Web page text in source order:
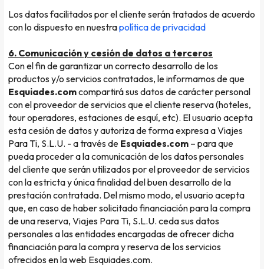
Los datos facilitados por el cliente serán tratados de acuerdo
con lo dispuesto en nuestrapolítica de privacidad
6. Comunicación y cesión de datos a terceros
Con el fin de garantizar un correcto desarrollo de los
productos y/o servicios contratados, le informamos de que
Esquiades.comcompartirá sus datos de carácter personal
con el proveedor de servicios que el cliente reserva (hoteles,
tour operadores, estaciones de esquí, etc). El usuario acepta
esta cesión de datos y autoriza de forma expresa a Viajes
Para Ti, S.L.U. - a través de Esquiades.com – para que
pueda proceder a la comunicación de los datos personales
del cliente que serán utilizados por el proveedor de servicios
con la estricta y única finalidad del buen desarrollo de la
prestación contratada. Del mismo modo, el usuario acepta
que, en caso de haber solicitado financiación para la compra
de una reserva, Viajes Para Ti, S.L.U. ceda sus datos
personales a las entidades encargadas de ofrecer dicha
financiación para la compra y reserva de los servicios
ofrecidos en la web Esquiades.com.